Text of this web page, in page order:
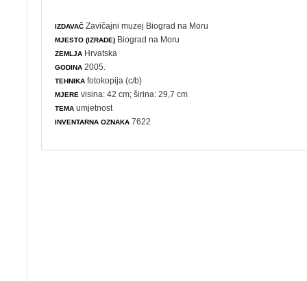
IZDAVAČ Zavičajni muzej Biograd na Moru
MJESTO (IZRADE) Biograd na Moru
ZEMLJA Hrvatska
GODINA 2005.
TEHNIKA fotokopija (c/b)
MJERE visina: 42 cm; širina: 29,7 cm
TEMA umjetnost
INVENTARNA OZNAKA 7622